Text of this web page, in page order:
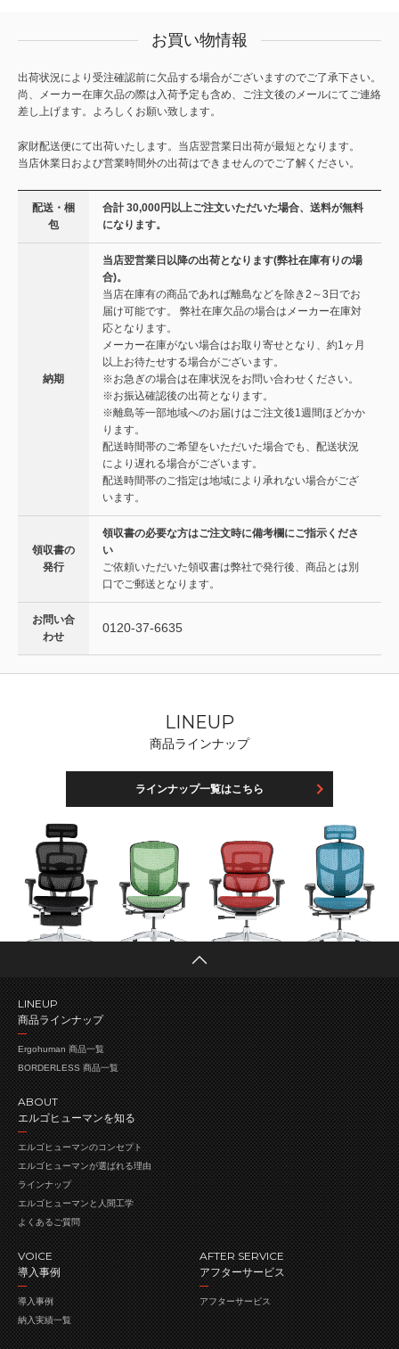
お買い物情報
出荷状況により受注確認前に欠品する場合がございますのでご了承下さい。
尚、メーカー在庫欠品の際は入荷予定も含め、ご注文後のメールにてご連絡
差し上げます。よろしくお願い致します。
家財配送便にて出荷いたします。当店翌営業日出荷が最短となります。
当店休業日および営業時間外の出荷はできませんのでご了解ください。
配送・梱
包
合計 30,000円以上ご注文いただいた場合、送料が無料
になります。
納期
当店翌営業日以降の出荷となります(弊社在庫有りの場
合)。
当店在庫有の商品であれば離島などを除き2～3日でお
届け可能です。 弊社在庫欠品の場合はメーカー在庫対
応となります。
メーカー在庫がない場合はお取り寄せとなり、約1ヶ月
以上お待たせする場合がございます。
※お急ぎの場合は在庫状況をお問い合わせください。
※お振込確認後の出荷となります。
※離島等一部地域へのお届けはご注文後1週間ほどかか
ります。
配送時間帯のご希望をいただいた場合でも、配送状況
により遅れる場合がございます。
配送時間帯のご指定は地域により承れない場合がござ
います。
領収書の
発行
領収書の必要な方はご注文時に備考欄にご指示くださ
い
ご依頼いただいた領収書は弊社で発行後、商品とは別
口でご郵送となります。
お問い合
わせ
0120-37-6635
LINEUP
商品ラインナップ
ラインナップ一覧はこちら
LINEUP
商品ラインナップ
Ergohuman 商品一覧
BORDERLESS 商品一覧
ABOUT
エルゴヒューマンを知る
エルゴヒューマンのコンセプト
エルゴヒューマンが選ばれる理由
ラインナップ
エルゴヒューマンと人間工学
よくあるご質問
VOICE
導入事例
導入事例
納入実績一覧
AFTER SERVICE
アフターサービス
アフターサービス